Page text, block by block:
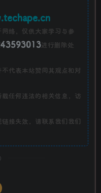
络，仅供大家学习与参
进行删除处
代表本站赞同其观点和对
任何违法的相关信息，访
接失效，请联系我们我们